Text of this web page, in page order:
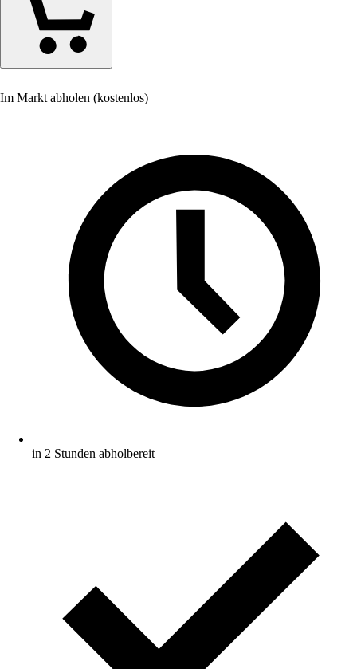
Im Markt abholen (kostenlos)
in 2 Stunden abholbereit